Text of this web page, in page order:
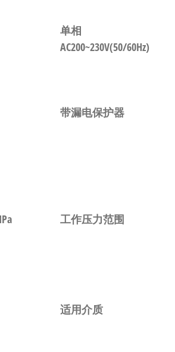
单相
AC200~230V(50/60Hz)
带漏电保护器
工作压力范围
适用介质